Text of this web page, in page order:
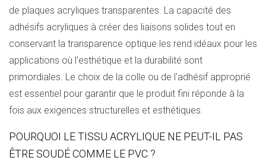
de plaques acryliques transparentes. La capacité des
adhésifs acryliques à créer des liaisons solides tout en
conservant la transparence optique les rend idéaux pour les
applications où l'esthétique et la durabilité sont
primordiales. Le choix de la colle ou de l'adhésif approprié
est essentiel pour garantir que le produit fini réponde à la
fois aux exigences structurelles et esthétiques.
POURQUOI LE TISSU ACRYLIQUE NE PEUT-IL PAS
ÊTRE SOUDÉ COMME LE PVC ?